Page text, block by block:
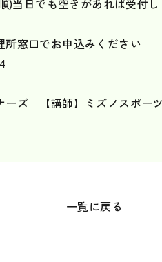
)当日でも空きがあれば受付
所窓口でお申込みください
ーズ 【講師】ミズノスポー
一覧に戻る